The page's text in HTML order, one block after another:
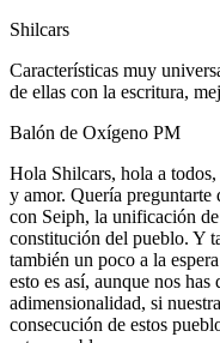
Shilcars
Características muy
de ellas con la escritura,
Balón de Oxígeno PM
Hola Shilcars, hola a
y amor. Quería preguntarte
con Seiph, la unificación
constitución del pueblo. Y
también un poco a la
esto es así, aunque nos
adimensionalidad, si
consecución de estos